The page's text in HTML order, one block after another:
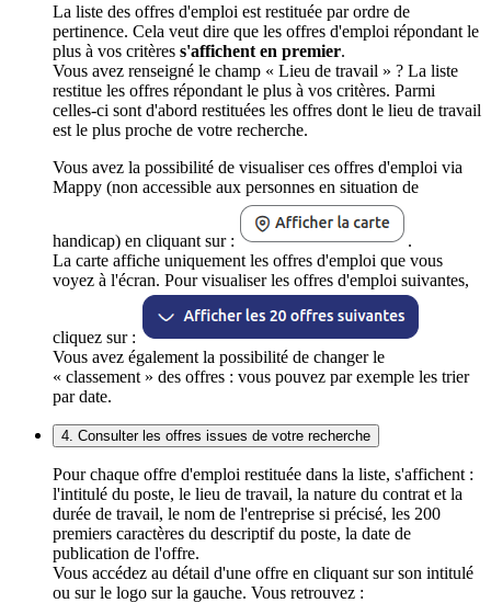
La liste des offres d'emploi est restituée par ordre de
pertinence. Cela veut dire que les offres d'emploi répondant le
plus à vos critères s'affichent en premier.
Vous avez renseigné le champ « Lieu de travail » ? La liste
restitue les offres répondant le plus à vos critères. Parmi
celles-ci sont d'abord restituées les offres dont le lieu de travail
est le plus proche de votre recherche.
Vous avez la possibilité de visualiser ces offres d'emploi via
Mappy (non accessible aux personnes en situation de
handicap) en cliquant sur :
.
La carte affiche uniquement les offres d'emploi que vous
voyez à l'écran. Pour visualiser les offres d'emploi suivantes,
cliquez sur :
Vous avez également la possibilité de changer le
« classement » des offres : vous pouvez par exemple les trier
par date.
4. Consulter les offres issues de votre recherche
Pour chaque offre d'emploi restituée dans la liste, s'affichent :
l'intitulé du poste, le lieu de travail, la nature du contrat et la
durée de travail, le nom de l'entreprise si précisé, les 200
premiers caractères du descriptif du poste, la date de
publication de l'offre.
Vous accédez au détail d'une offre en cliquant sur son intitulé
ou sur le logo sur la gauche. Vous retrouvez :